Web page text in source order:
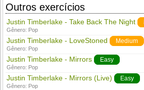
Outros exercícios
Justin Timberlake - Take Back The Night
Gênero: Pop
Justin Timberlake - LoveStoned Medium
Gênero: Pop
Justin Timberlake - Mirrors Easy
Gênero: Pop
Justin Timberlake - Mirrors (Live) Easy
Gênero: Pop